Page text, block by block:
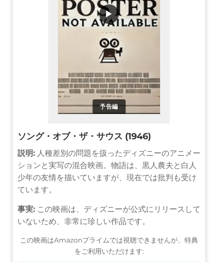
予告編
▶
ソング・オブ・ザ・サウス (1946)
説明: 人種差別の問題を扱ったディズニーのアニメー
ションと実写の混合映画。物語は、黒人農夫と白人
少年の友情を描いていますが、現在では批判も受け
ています。
事実: この映画は、ディズニーが公式にリリースして
いないため、非常に珍しい作品です。
この映画はAmazonプライムでは視聴できませんが、特典
をご利用いただけます: